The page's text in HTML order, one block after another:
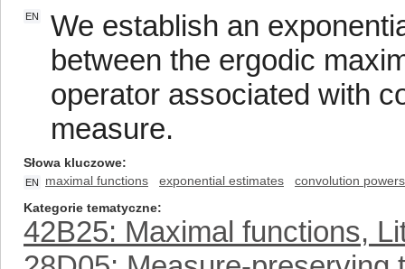
EN
We establish an
between the ergodic
operator associated with
measure.
Słowa kluczowe
EN maximal functions exponential estimates
convolution powers
Kategorie tematyczne
42B25: Maximal functions,